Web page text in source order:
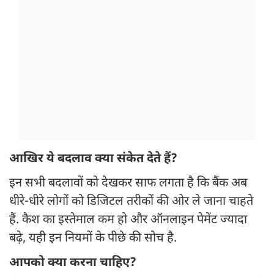
आखिर ये बदलाव क्या संकेत देते हैं?
इन सभी बदलावों को देखकर साफ लगता है कि बैंक अब
धीरे-धीरे लोगों को डिजिटल तरीकों की ओर ले जाना चाहते
हैं. कैश का इस्तेमाल कम हो और ऑनलाइन पेमेंट ज्यादा
बढ़े, यही इन नियमों के पीछे की सोच है.
आपको क्या करना चाहिए?